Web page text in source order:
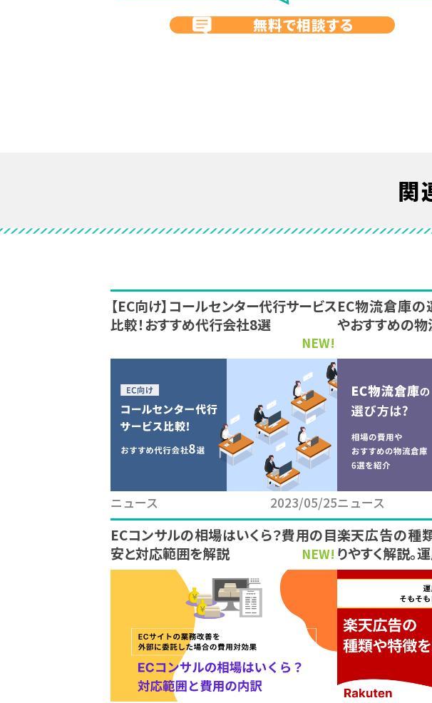
無料で相談する
関
【EC向け】コールセンター代行サービス
比較！おすすめ代行会社8選
NEW!
ニュース 2023/05/25
EC物流倉庫の
やおすすめの
ニュース
ECコンサルの相場はいくら？費用の目
安と対応範囲を解説
NEW!
楽天広告の種
りやすく解説。